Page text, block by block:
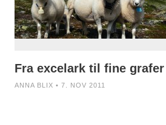
Fra excelark til fine grafer
ANNA BLIX • 7. NOV 2011